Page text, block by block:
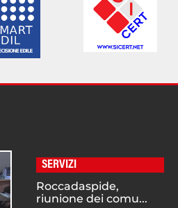
SERVIZI
Roccadaspide,
riunione dei comu...